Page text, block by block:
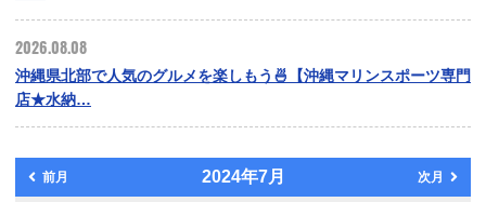
2026.08.08
沖縄県北部で人気のグルメを楽しもう🍜【沖縄マリンスポーツ専門
店★水納…
前月 2024年7月 次月